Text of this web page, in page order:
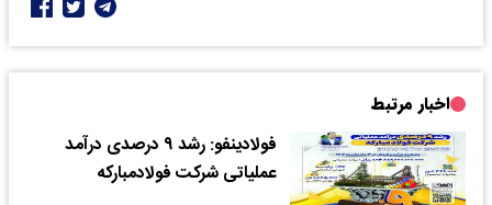
اخبار مرتبط
فولادینفو: رشد ۹ درصدی درآمد
عملیاتی شرکت فولاد‌مبارکه